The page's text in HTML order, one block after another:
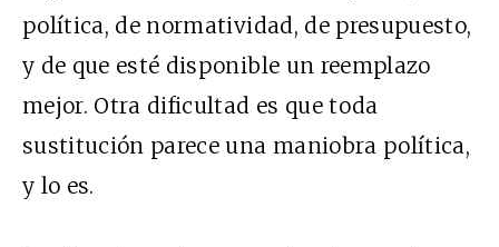
política, de normatividad, de presupuesto,
y de que esté disponible un reemplazo
mejor. Otra dificultad es que toda
sustitución parece una maniobra política,
y lo es.